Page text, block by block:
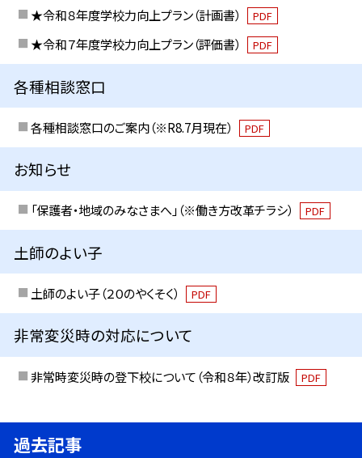
★令和８年度学校力向上プラン（計画書） PDF
★令和７年度学校力向上プラン（評価書） PDF
各種相談窓口
各種相談窓口のご案内（※R8.7月現在） PDF
お知らせ
「保護者・地域のみなさまへ」（※働き方改革チラシ） PDF
土師のよい子
土師のよい子（２０のやくそく） PDF
非常変災時の対応について
非常時変災時の登下校について（令和８年）改訂版 PDF
過去記事